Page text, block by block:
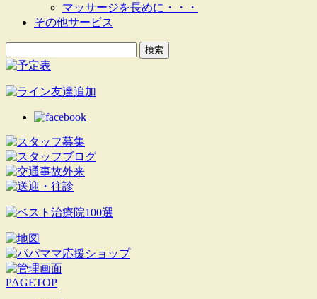
マッサージを長めに・・・
その他サービス
索:
PAGETOP